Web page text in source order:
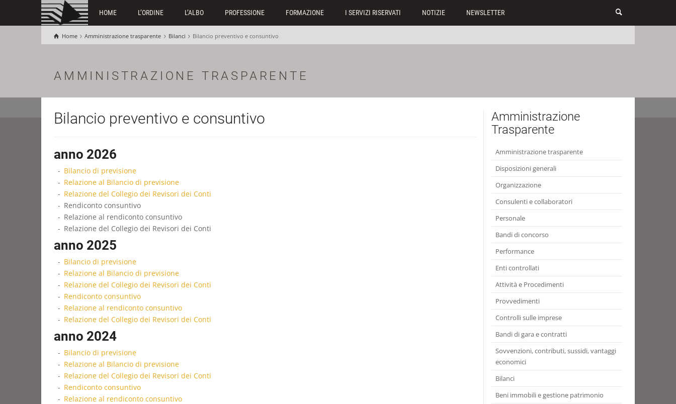
HOME L’ORDINE L’ALBO PROFESSIONE FORMAZIONE I SERVIZI RISERVATI NOTIZIE NEWSLETTER
Home Amministrazione trasparente Bilanci Bilancio preventivo e consuntivo
AMMINISTRAZIONE TRASPARENTE
Bilancio preventivo e consuntivo
anno 2026
Bilancio di previsione
Relazione al Bilancio di previsione
Relazione del Collegio dei Revisori dei Conti
Rendiconto consuntivo
Relazione al rendiconto consuntivo
Relazione del Collegio dei Revisori dei Conti
anno 2025
Bilancio di previsione
Relazione al Bilancio di previsione
Relazione del Collegio dei Revisori dei Conti
Rendiconto consuntivo
Relazione al rendiconto consuntivo
Relazione del Collegio dei Revisori dei Conti
anno 2024
Bilancio di previsione
Relazione al Bilancio di previsione
Relazione del Collegio dei Revisori dei Conti
Rendiconto consuntivo
Relazione al rendiconto consuntivo
Amministrazione
Trasparente
Amministrazione trasparente
Disposizioni generali
Organizzazione
Consulenti e collaboratori
Personale
Bandi di concorso
Performance
Enti controllati
Attività e Procedimenti
Provvedimenti
Controlli sulle imprese
Bandi di gara e contratti
Sovvenzioni, contributi, sussidi, vantaggi
economici
Bilanci
Beni immobili e gestione patrimonio